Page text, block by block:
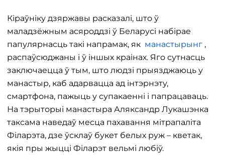
Кіраўніку дзяржавы расказалі, што ў
маладзёжным асяроддзі ў Беларусі набірае
папулярнасць такі напрамак, як манастырынг ,
распаўсюджаны і ў іншых краінах. Яго сутнасць
заключаецца ў тым, што людзі прыязджаюць у
манастыр, каб адарвацца ад інтэрнэту,
смартфона, пажыць у супакаенні і папрацаваць.
На тэрыторыі манастыра Аляксандр Лукашэнка
таксама наведаў месца пахавання мітрапаліта
Філарэта, дзе ўсклаў букет белых руж – кветак,
якія пры жыцці Філарэт вельмі любіў.